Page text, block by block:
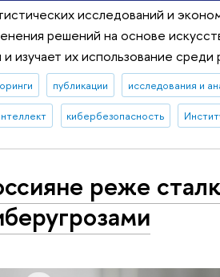
исследований и
решений на основе
изучает их использование среди
публикации исследования и
кибербезопасность
реже